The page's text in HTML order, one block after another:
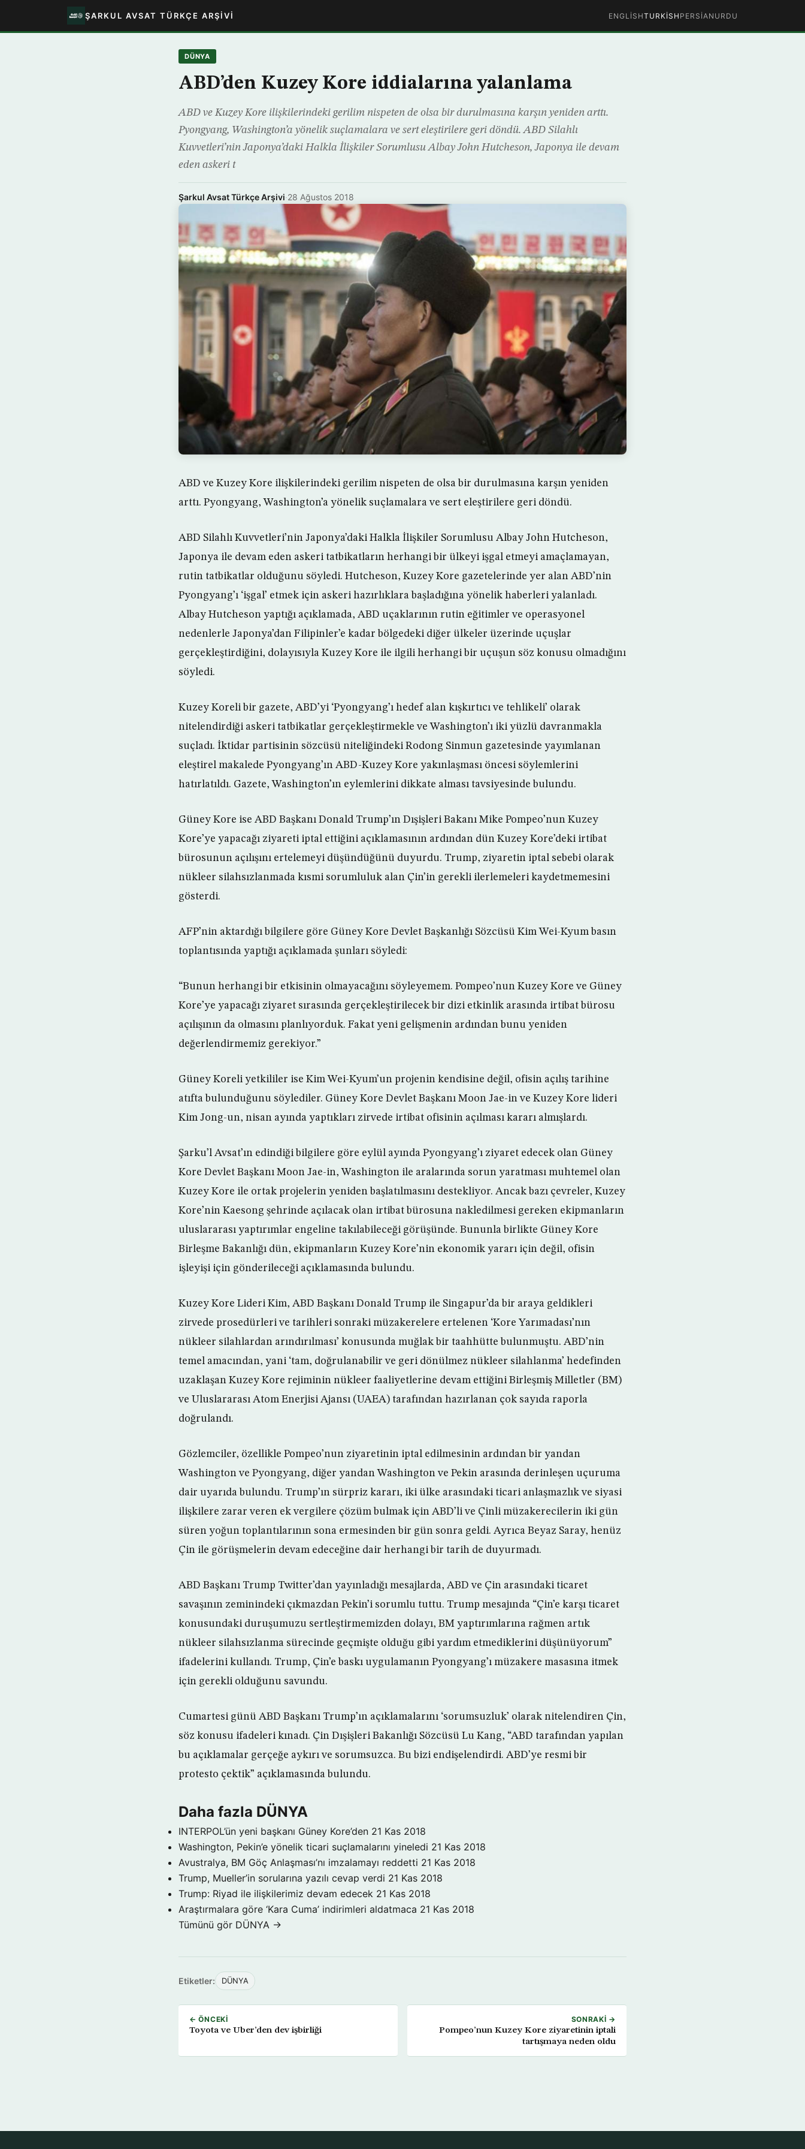
ŞARKUL AVSAT TÜRKÇE ARŞIVI ENGLISHTURKISH PERSIAN URDU
DÜNYA
ABD’den Kuzey Kore iddialarına yalanlama
ABD ve Kuzey Kore ilişkilerindeki gerilim nispeten de olsa bir durulmasına karşın yeniden arttı.
Pyongyang, Washington’a yönelik suçlamalara ve sert eleştirilere geri döndü. ABD Silahlı
Kuvvetleri’nin Japonya’daki Halkla İlişkiler Sorumlusu Albay John Hutcheson, Japonya ile devam
eden askeri t
Şarkul Avsat Türkçe Arşivi·28 Ağustos 2018
ABD ve Kuzey Kore ilişkilerindeki gerilim nispeten de olsa bir durulmasına karşın yeniden
arttı. Pyongyang, Washington’a yönelik suçlamalara ve sert eleştirilere geri döndü.
ABD Silahlı Kuvvetleri’nin Japonya’daki Halkla İlişkiler Sorumlusu Albay John Hutcheson,
Japonya ile devam eden askeri tatbikatların herhangi bir ülkeyi işgal etmeyi amaçlamayan,
rutin tatbikatlar olduğunu söyledi. Hutcheson, Kuzey Kore gazetelerinde yer alan ABD’nin
Pyongyang’ı ‘işgal’ etmek için askeri hazırlıklara başladığına yönelik haberleri yalanladı.
Albay Hutcheson yaptığı açıklamada, ABD uçaklarının rutin eğitimler ve operasyonel
nedenlerle Japonya’dan Filipinler’e kadar bölgedeki diğer ülkeler üzerinde uçuşlar
gerçekleştirdiğini, dolayısıyla Kuzey Kore ile ilgili herhangi bir uçuşun söz konusu olmadığını
söyledi.
Kuzey Koreli bir gazete, ABD’yi ‘Pyongyang’ı hedef alan kışkırtıcı ve tehlikeli’ olarak
nitelendirdiği askeri tatbikatlar gerçekleştirmekle ve Washington’ı iki yüzlü davranmakla
suçladı. İktidar partisinin sözcüsü niteliğindeki Rodong Sinmun gazetesinde yayımlanan
eleştirel makalede Pyongyang’ın ABD-Kuzey Kore yakınlaşması öncesi söylemlerini
hatırlatıldı. Gazete, Washington’ın eylemlerini dikkate alması tavsiyesinde bulundu.
Güney Kore ise ABD Başkanı Donald Trump’ın Dışişleri Bakanı Mike Pompeo’nun Kuzey
Kore’ye yapacağı ziyareti iptal ettiğini açıklamasının ardından dün Kuzey Kore’deki irtibat
bürosunun açılışını ertelemeyi düşündüğünü duyurdu. Trump, ziyaretin iptal sebebi olarak
nükleer silahsızlanmada kısmi sorumluluk alan Çin’in gerekli ilerlemeleri kaydetmemesini
gösterdi.
AFP’nin aktardığı bilgilere göre Güney Kore Devlet Başkanlığı Sözcüsü Kim Wei-Kyum basın
toplantısında yaptığı açıklamada şunları söyledi:
“Bunun herhangi bir etkisinin olmayacağını söyleyemem. Pompeo’nun Kuzey Kore ve Güney
Kore’ye yapacağı ziyaret sırasında gerçekleştirilecek bir dizi etkinlik arasında irtibat bürosu
açılışının da olmasını planlıyorduk. Fakat yeni gelişmenin ardından bunu yeniden
değerlendirmemiz gerekiyor.”
Güney Koreli yetkililer ise Kim Wei-Kyum’un projenin kendisine değil, ofisin açılış tarihine
atıfta bulunduğunu söylediler. Güney Kore Devlet Başkanı Moon Jae-in ve Kuzey Kore lideri
Kim Jong-un, nisan ayında yaptıkları zirvede irtibat ofisinin açılması kararı almışlardı.
Şarku’l Avsat’ın edindiği bilgilere göre eylül ayında Pyongyang’ı ziyaret edecek olan Güney
Kore Devlet Başkanı Moon Jae-in, Washington ile aralarında sorun yaratması muhtemel olan
Kuzey Kore ile ortak projelerin yeniden başlatılmasını destekliyor. Ancak bazı çevreler, Kuzey
Kore’nin Kaesong şehrinde açılacak olan irtibat bürosuna nakledilmesi gereken ekipmanların
uluslararası yaptırımlar engeline takılabileceği görüşünde. Bununla birlikte Güney Kore
Birleşme Bakanlığı dün, ekipmanların Kuzey Kore’nin ekonomik yararı için değil, ofisin
işleyişi için gönderileceği açıklamasında bulundu.
Kuzey Kore Lideri Kim, ABD Başkanı Donald Trump ile Singapur’da bir araya geldikleri
zirvede prosedürleri ve tarihleri sonraki müzakerelere ertelenen ‘Kore Yarımadası’nın
nükleer silahlardan arındırılması’ konusunda muğlak bir taahhütte bulunmuştu. ABD’nin
temel amacından, yani ‘tam, doğrulanabilir ve geri dönülmez nükleer silahlanma’ hedefinden
uzaklaşan Kuzey Kore rejiminin nükleer faaliyetlerine devam ettiğini Birleşmiş Milletler (BM)
ve Uluslararası Atom Enerjisi Ajansı (UAEA) tarafından hazırlanan çok sayıda raporla
doğrulandı.
Gözlemciler, özellikle Pompeo’nun ziyaretinin iptal edilmesinin ardından bir yandan
Washington ve Pyongyang, diğer yandan Washington ve Pekin arasında derinleşen uçuruma
dair uyarıda bulundu. Trump’ın sürpriz kararı, iki ülke arasındaki ticari anlaşmazlık ve siyasi
ilişkilere zarar veren ek vergilere çözüm bulmak için ABD’li ve Çinli müzakerecilerin iki gün
süren yoğun toplantılarının sona ermesinden bir gün sonra geldi. Ayrıca Beyaz Saray, henüz
Çin ile görüşmelerin devam edeceğine dair herhangi bir tarih de duyurmadı.
ABD Başkanı Trump Twitter’dan yayınladığı mesajlarda, ABD ve Çin arasındaki ticaret
savaşının zeminindeki çıkmazdan Pekin’i sorumlu tuttu. Trump mesajında “Çin’e karşı ticaret
konusundaki duruşumuzu sertleştirmemizden dolayı, BM yaptırımlarına rağmen artık
nükleer silahsızlanma sürecinde geçmişte olduğu gibi yardım etmediklerini düşünüyorum”
ifadelerini kullandı. Trump, Çin’e baskı uygulamanın Pyongyang’ı müzakere masasına itmek
için gerekli olduğunu savundu.
Cumartesi günü ABD Başkanı Trump’ın açıklamalarını ‘sorumsuzluk’ olarak nitelendiren Çin,
söz konusu ifadeleri kınadı. Çin Dışişleri Bakanlığı Sözcüsü Lu Kang, “ABD tarafından yapılan
bu açıklamalar gerçeğe aykırı ve sorumsuzca. Bu bizi endişelendirdi. ABD’ye resmi bir
protesto çektik” açıklamasında bulundu.
Daha fazla DÜNYA
INTERPOL’ün yeni başkanı Güney Kore’den 21 Kas 2018
Washington, Pekin’e yönelik ticari suçlamalarını yineledi 21 Kas 2018
Avustralya, BM Göç Anlaşması’nı imzalamayı reddetti 21 Kas 2018
Trump, Mueller’in sorularına yazılı cevap verdi 21 Kas 2018
Trump: Riyad ile ilişkilerimiz devam edecek 21 Kas 2018
Araştırmalara göre ‘Kara Cuma’ indirimleri aldatmaca 21 Kas 2018
Tümünü gör DÜNYA →
Etiketler: DÜNYA
← ÖNCEKI
Toyota ve Uber’den dev işbirliği
SONRAKI →
Pompeo’nun Kuzey Kore ziyaretinin iptali
tartışmaya neden oldu